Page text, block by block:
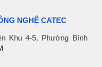
NGHỆ CATEC
Khu 4-5, Phường Bình